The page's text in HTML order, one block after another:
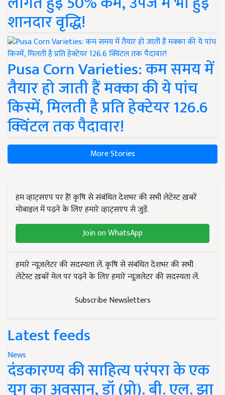
शानदार वृद्धि!
Pusa Corn Varieties: कम समय में
तैयार हो जाती हैं मक्का की ये पांच
किस्में, मिलती है प्रति हेक्टेयर 126.6
क्विंटल तक पैदावार!
More Stories
हम व्हाट्सएप पर हैं! कृषि से संबंधित देशभर की सभी लेटेस्ट ख़बरें
मोबाइल में पढ़ने के लिए हमारे व्हाट्सएप से जुड़ें.
Join on WhatsApp
हमारे न्यूज़लेटर की सदस्यता लें. कृषि से संबंधित देशभर की सभी
लेटेस्ट ख़बरें मेल पर पढ़ने के लिए हमारे न्यूज़लेटर की सदस्यता लें.
Subscribe Newsletters
Latest feeds
News
दंडकारण्य की साहित्य परंपरा के एक